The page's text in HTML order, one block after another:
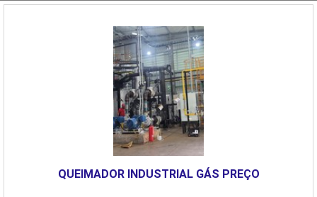
QUEIMADOR INDUSTRIAL GÁS PREÇO